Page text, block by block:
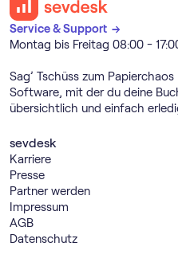
Service & Support →
Montag bis Freitag 08:00 -
Sag’ Tschüss zum
Software, mit der du deine
übersichtlich und einfach
sevdesk
Karriere
Presse
Partner werden
Impressum
AGB
Datenschutz